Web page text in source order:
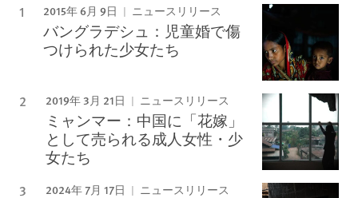
2015年 6月 9日 ニュースリリース
バングラデシュ：児童婚で傷
つけられた少女たち
2019年 3月 21日 ニュースリリース
ミャンマー：中国に「花嫁」
として売られる成人女性・少
女たち
2024年 7月 17日 ニュースリリース